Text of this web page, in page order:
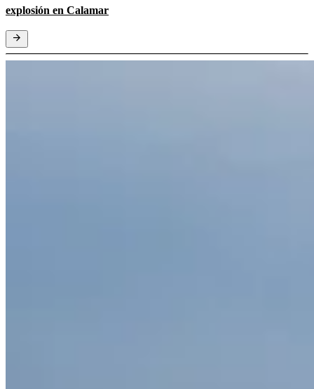
explosión en Calamar